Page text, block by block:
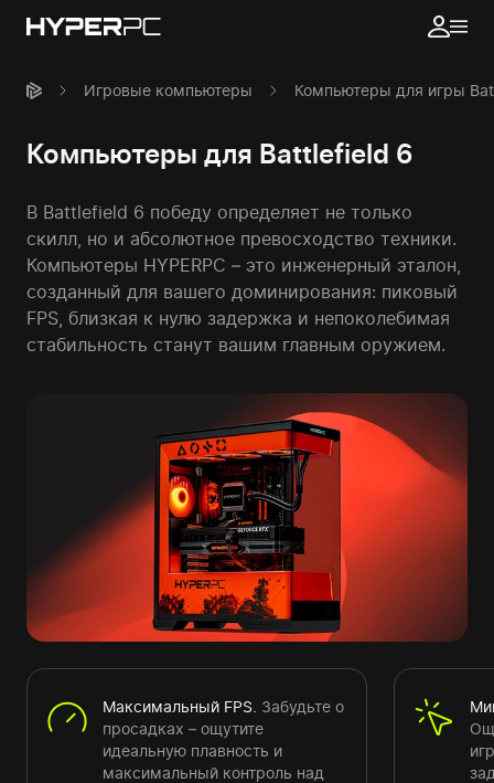
Игровые компьютеры Компьютеры для игры
Компьютеры для Battlefield 6
В Battlefield 6 победу определяет не только
скилл, но и абсолютное превосходство техники.
Компьютеры HYPERPC – это инженерный эталон,
созданный для вашего доминирования: пиковый
FPS, близкая к нулю задержка и непоколебимая
стабильность станут вашим главным оружием.
Максимальный FPS. Забудьте о
просадках – ощутите
идеальную плавность и
максимальный контроль над